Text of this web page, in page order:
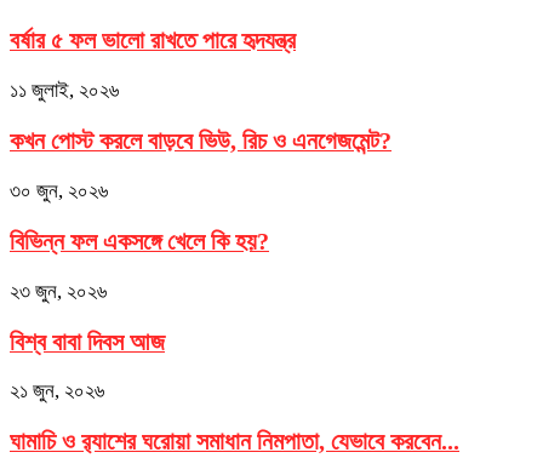
বর্ষার ৫ ফল ভালো রাখতে পারে হৃদযন্ত্র
১১ জুলাই, ২০২৬
কখন পোস্ট করলে বাড়বে ভিউ, রিচ ও এনগেজমেন্ট?
৩০ জুন, ২০২৬
বিভিন্ন ফল একসঙ্গে খেলে কি হয়?
২৩ জুন, ২০২৬
বিশ্ব বাবা দিবস আজ
২১ জুন, ২০২৬
ঘামাচি ও র‍্যাশের ঘরোয়া সমাধান নিমপাতা, যেভাবে করবেন...